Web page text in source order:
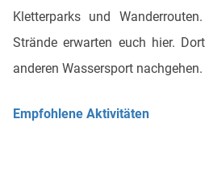
Kletterparks und
Strände erwarten euch hier.
anderen Wassersport nachgehen.
Empfohlene Aktivitäten